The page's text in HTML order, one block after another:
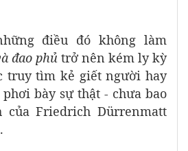
điều đó không làm
đao phủ trở nên kém ly kỳ
truy tìm kẻ giết người hay
bày sự thật - chưa bao
Friedrich Dürrenmatt